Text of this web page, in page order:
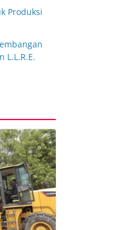
Produksi
L.L.R.E.